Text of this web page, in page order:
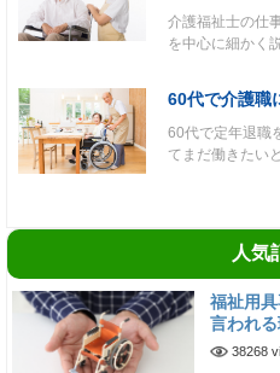
介護福祉士の仕
を中心に細かく
60代で介護職
60代で定年退職
てまだ働きたい
人気
福祉用
言われ
38268